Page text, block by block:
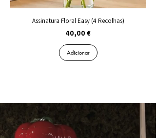
Assinatura Floral Easy (4 Recolhas)
Preço
40,00 €
Adicionar